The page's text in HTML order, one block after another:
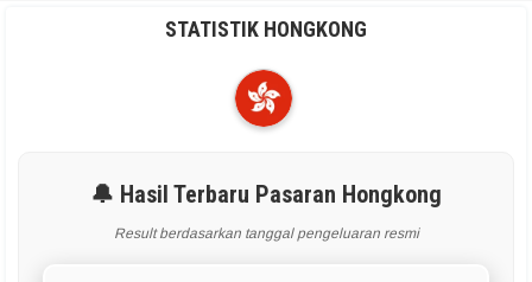
STATISTIK HONGKONG
🔔 Hasil Terbaru Pasaran Hongkong
Result berdasarkan tanggal pengeluaran resmi